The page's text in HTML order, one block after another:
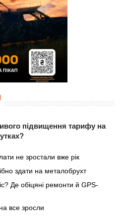
підвищення тарифу на
не зростали вже рік
здати на металобрухт
Де обіцяні ремонти й GPS-
все зросли